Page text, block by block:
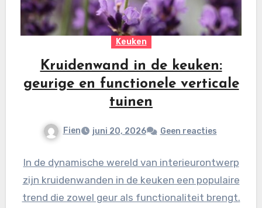
Keuken
Kruidenwand in de keuken:
geurige en functionele verticale
tuinen
Fien juni 20, 2026 Geen reacties
In de dynamische wereld van interieurontwerp
zijn kruidenwanden in de keuken een populaire
trend die zowel geur als functionaliteit brengt.